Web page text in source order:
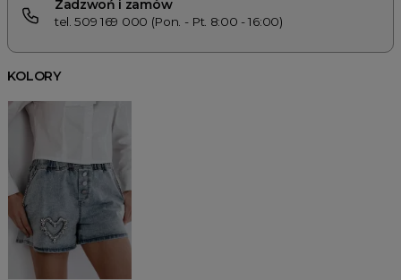
Zadzwoń i zamów
tel. 509 169 000 (Pon. - Pt. 8:00 - 16:00)
KOLORY